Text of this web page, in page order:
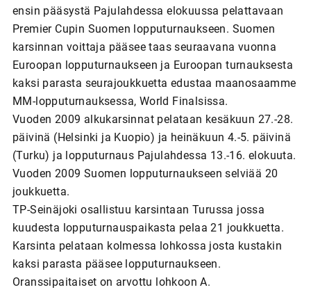
ensin pääsystä Pajulahdessa elokuussa pelattavaan
Premier Cupin Suomen lopputurnaukseen. Suomen
karsinnan voittaja pääsee taas seuraavana vuonna
Euroopan lopputurnaukseen ja Euroopan turnauksesta
kaksi parasta seurajoukkuetta edustaa maanosaamme
MM-lopputurnauksessa, World Finalsissa.
Vuoden 2009 alkukarsinnat pelataan kesäkuun 27.-28.
päivinä (Helsinki ja Kuopio) ja heinäkuun 4.-5. päivinä
(Turku) ja lopputurnaus Pajulahdessa 13.-16. elokuuta.
Vuoden 2009 Suomen lopputurnaukseen selviää 20
joukkuetta.
TP-Seinäjoki osallistuu karsintaan Turussa jossa
kuudesta lopputurnauspaikasta pelaa 21 joukkuetta.
Karsinta pelataan kolmessa lohkossa josta kustakin
kaksi parasta pääsee lopputurnaukseen.
Oranssipaitaiset on arvottu lohkoon A.